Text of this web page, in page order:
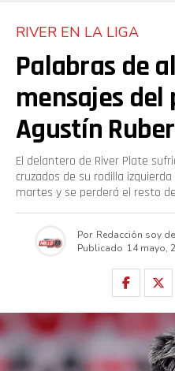
RIVER EN LA LIGA
Palabras de
mensajes
Agustín
El delantero de River Plate
cruzados de su rodilla
martes y se perderá el resto
Por Redacción soy
Publicado 14 mayo,